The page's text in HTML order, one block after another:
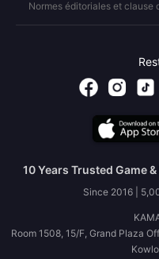
Normes éditoriales et clause
10 Years Trusted Game
Since 2016 |
Room 1508, 15/F, Grand Plaza